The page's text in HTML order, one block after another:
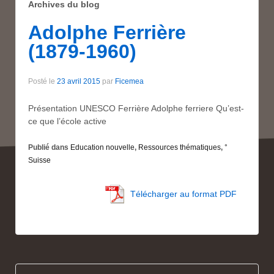
Archives du blog
Adolphe Ferrière
(1879-1960)
Posté le 23 avril 2015 par Ficemea
Présentation UNESCO Ferrière Adolphe ferriere Qu’est-
ce que l’école active
Publié dans Education nouvelle, Ressources thématiques, °
Suisse
Télécharger au format PDF